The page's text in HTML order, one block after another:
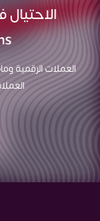
العملات الرقمية